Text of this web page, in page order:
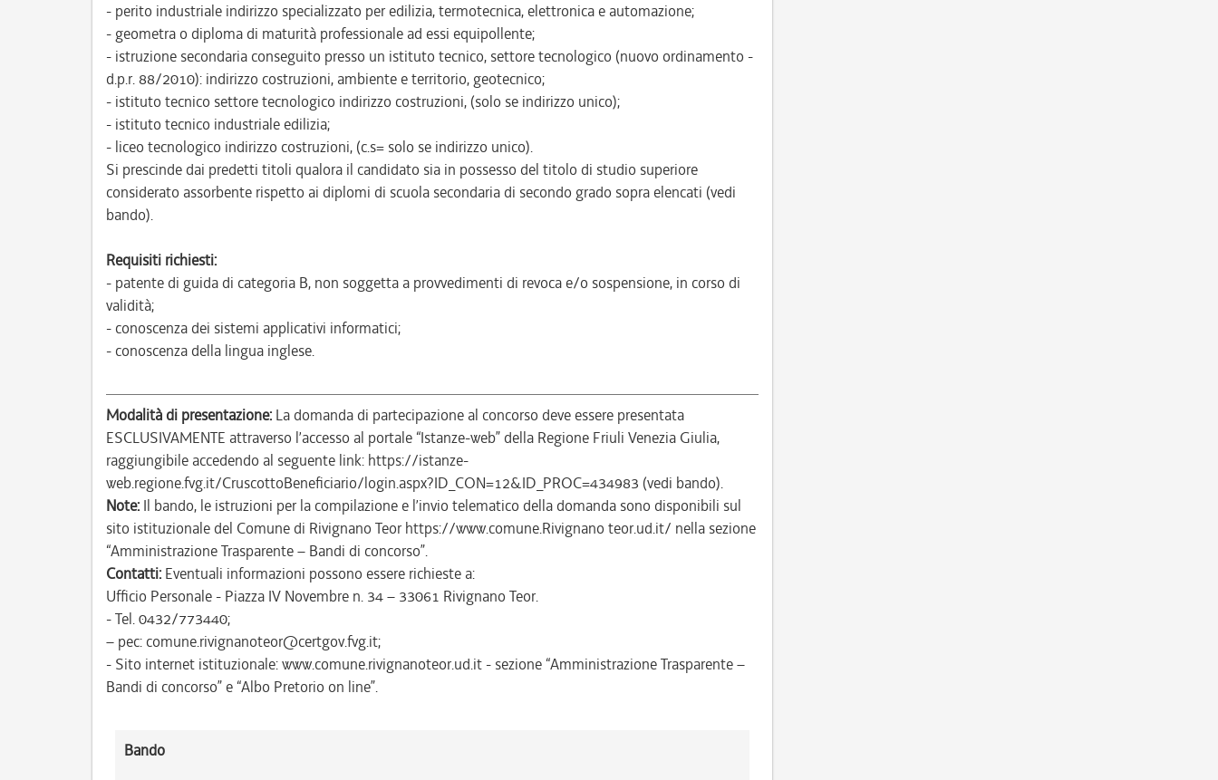
- perito industriale indirizzo specializzato per edilizia, termotecnica, elettronica e automazione;
- geometra o diploma di maturità professionale ad essi equipollente;
- istruzione secondaria conseguito presso un istituto tecnico, settore tecnologico (nuovo ordinamento -
d.p.r. 88/2010): indirizzo costruzioni, ambiente e territorio, geotecnico;
- istituto tecnico settore tecnologico indirizzo costruzioni, (solo se indirizzo unico);
- istituto tecnico industriale edilizia;
- liceo tecnologico indirizzo costruzioni, (c.s= solo se indirizzo unico).
Si prescinde dai predetti titoli qualora il candidato sia in possesso del titolo di studio superiore
considerato assorbente rispetto ai diplomi di scuola secondaria di secondo grado sopra elencati (vedi
bando).
Requisiti richiesti:
- patente di guida di categoria B, non soggetta a provvedimenti di revoca e/o sospensione, in corso di
validità;
- conoscenza dei sistemi applicativi informatici;
- conoscenza della lingua inglese.
Modalità di presentazione: La domanda di partecipazione al concorso deve essere presentata
ESCLUSIVAMENTE attraverso l’accesso al portale “Istanze-web” della Regione Friuli Venezia Giulia,
raggiungibile accedendo al seguente link: https://istanze-
web.regione.fvg.it/CruscottoBeneficiario/login.aspx?ID_CON=12&ID_PROC=434983 (vedi bando).
Note: Il bando, le istruzioni per la compilazione e l’invio telematico della domanda sono disponibili sul
sito istituzionale del Comune di Rivignano Teor https://www.comune.Rivignano teor.ud.it/ nella sezione
“Amministrazione Trasparente – Bandi di concorso”.
Contatti: Eventuali informazioni possono essere richieste a:
Ufficio Personale - Piazza IV Novembre n. 34 – 33061 Rivignano Teor.
- Tel. 0432/773440;
– pec: comune.rivignanoteor@certgov.fvg.it;
- Sito internet istituzionale: www.comune.rivignanoteor.ud.it - sezione “Amministrazione Trasparente –
Bandi di concorso” e “Albo Pretorio on line”.
Bando